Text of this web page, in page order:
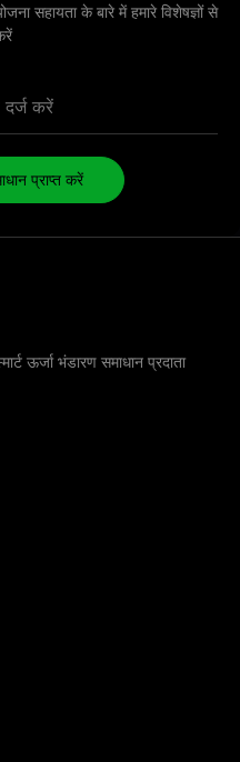
सहायता के बारे में हमारे विशेषज्ञों से
प्राप्त करें
ऊर्जा भंडारण समाधान प्रदाता